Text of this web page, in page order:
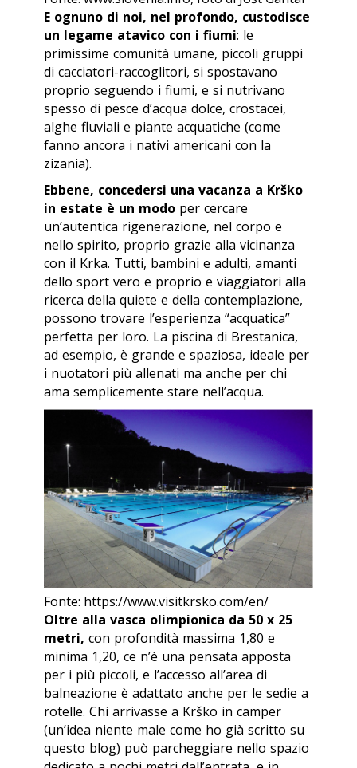
E ognuno di noi, nel profondo, custodisce
un legame atavico con i fiumi: le
primissime comunità umane, piccoli gruppi
di cacciatori-raccoglitori, si spostavano
proprio seguendo i fiumi, e si nutrivano
spesso di pesce d’acqua dolce, crostacei,
alghe fluviali e piante acquatiche (come
fanno ancora i nativi americani con la
zizania).
Ebbene, concedersi una vacanza a Krško
in estate è un modo per cercare
un’autentica rigenerazione, nel corpo e
nello spirito, proprio grazie alla vicinanza
con il Krka. Tutti, bambini e adulti, amanti
dello sport vero e proprio e viaggiatori alla
ricerca della quiete e della contemplazione,
possono trovare l’esperienza “acquatica”
perfetta per loro. La piscina di Brestanica,
ad esempio, è grande e spaziosa, ideale per
i nuotatori più allenati ma anche per chi
ama semplicemente stare nell’acqua.
Fonte: https://www.visitkrsko.com/en/
Oltre alla vasca olimpionica da 50 x 25
metri, con profondità massima 1,80 e
minima 1,20, ce n’è una pensata apposta
per i più piccoli, e l’accesso all’area di
balneazione è adattato anche per le sedie a
rotelle. Chi arrivasse a Krško in camper
(un’idea niente male come ho già scritto su
questo blog) può parcheggiare nello spazio